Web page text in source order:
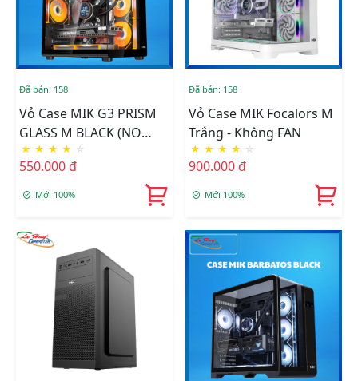
Đã bán: 158
Vỏ Case MIK G3 PRISM
GLASS M BLACK (NO
FAN)
★ ★ ★ ★ ☆
550.000 đ
Mới 100%
Đã bán: 158
Vỏ Case MIK Focalors M
Trắng - Không FAN
★ ★ ★ ★ ☆
900.000 đ
Mới 100%